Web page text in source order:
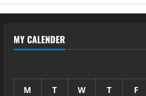
MY CALENDER
M T W T F